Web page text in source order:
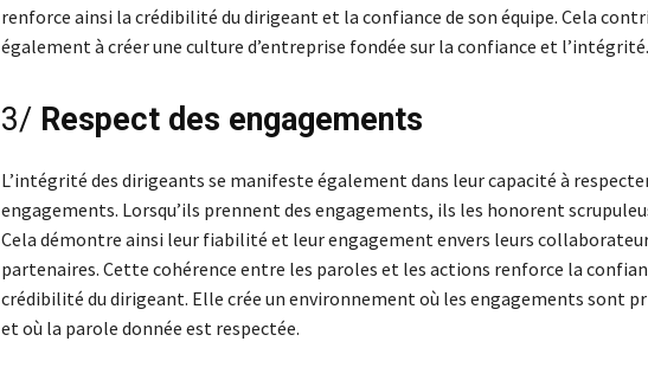
renforce ainsi la crédibilité du dirigeant et la confiance de son équipe. Cela
également à créer une culture d’entreprise fondée sur la confiance et l’intégrité.
3/ Respect des engagements
L’intégrité des dirigeants se manifeste également dans leur capacité à
engagements. Lorsqu’ils prennent des engagements, ils les honorent
Cela démontre ainsi leur fiabilité et leur engagement envers leurs
partenaires. Cette cohérence entre les paroles et les actions renforce la
crédibilité du dirigeant. Elle crée un environnement où les engagements sont
et où la parole donnée est respectée.